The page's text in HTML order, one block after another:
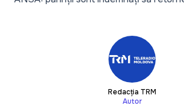
Redacția TRM
Autor